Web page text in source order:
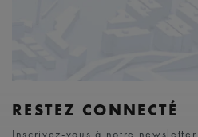
RESTEZ CONNECTÉ
Inscrivez-vous à notre